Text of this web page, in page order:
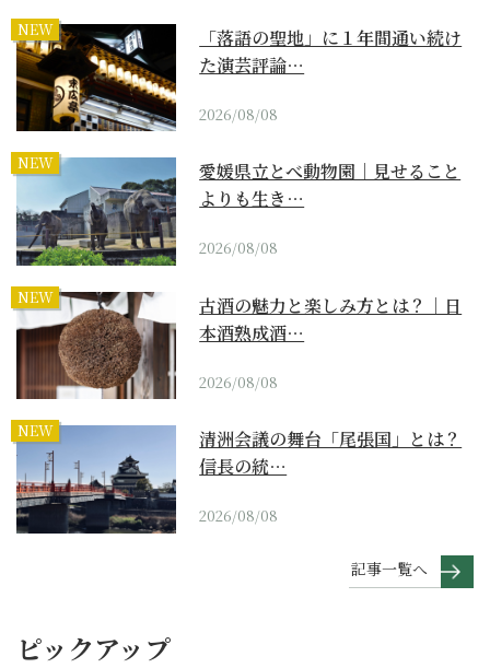
NEW
「落語の聖地」に１年間通い続け
た演芸評論…
2026/08/08
NEW
愛媛県立とべ動物園｜見せること
よりも生き…
2026/08/08
NEW
古酒の魅力と楽しみ方とは？｜日
本酒熟成酒…
2026/08/08
NEW
清洲会議の舞台「尾張国」とは？
信長の統…
2026/08/08
記事一覧へ
ピックアップ